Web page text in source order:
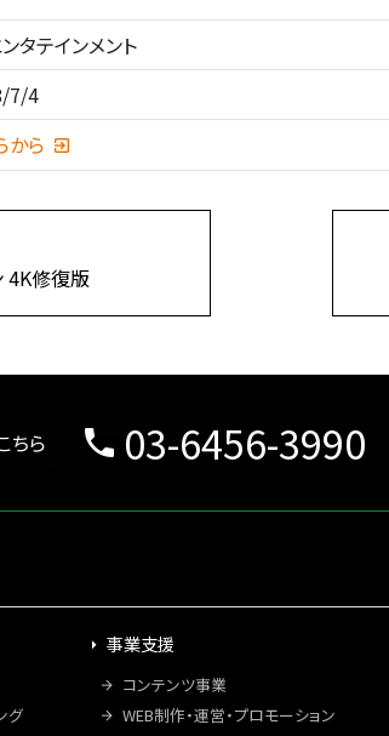
タテインメント
7/4
から
4K修復版
ちら 03-6456-3990
グ
事業支援
コンテンツ事業
WEB制作・運営・プロモーション